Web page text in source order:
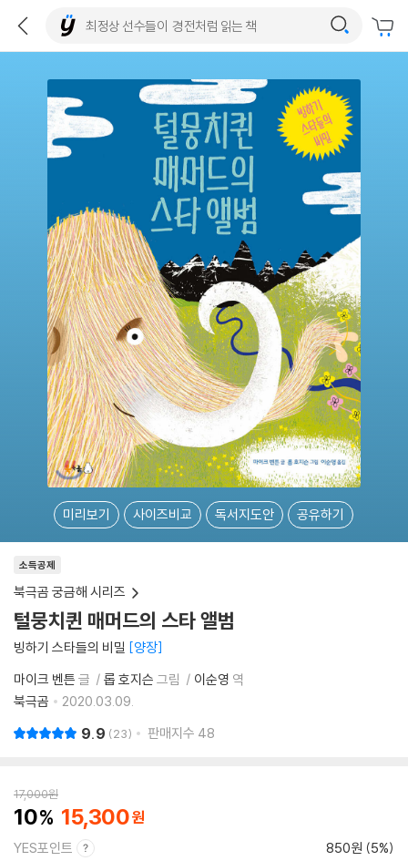
미리보기 사이즈비교 독서지도안 공유하기
소득공제
북극곰 궁금해 시리즈
털뭉치퀸 매머드의 스타 앨범
빙하기 스타들의 비밀
양장
마이크 벤튼 글 롭 호지슨 그림 이순영 역
북극곰
2020.03.09.
9.9 23 판매지수 48
17,000원
10 15,300
YES포인트 850원 (5%)